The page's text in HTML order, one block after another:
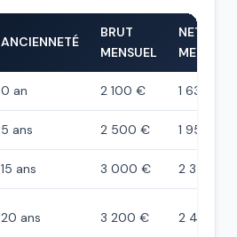
ANCIENNETÉ
BRUT
MENSUEL
NET
MENSUEL
0 an 2 100 € 1 638 €
5 ans 2 500 € 1 950 €
15 ans 3 000 € 2 340 €
20 ans 3 200 € 2 400 €